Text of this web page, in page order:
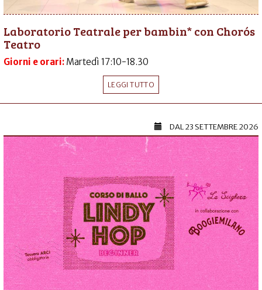
Laboratorio Teatrale per bambin* con Chorós
Teatro
Giorni e orari: Martedì 17:10-18.30
LEGGI TUTTO
DAL23 SETTEMBRE 2026